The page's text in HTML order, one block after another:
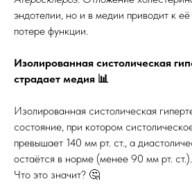
эндотелии, но и в медии приводит к
потере функции.
Изолированная систолическая
страдает медия 📊
Изолированная систолическая
состояние, при котором
превышает 140 мм рт. ст., а
остаётся в норме (менее 90 мм рт. ст.).
Что это значит? 🤔